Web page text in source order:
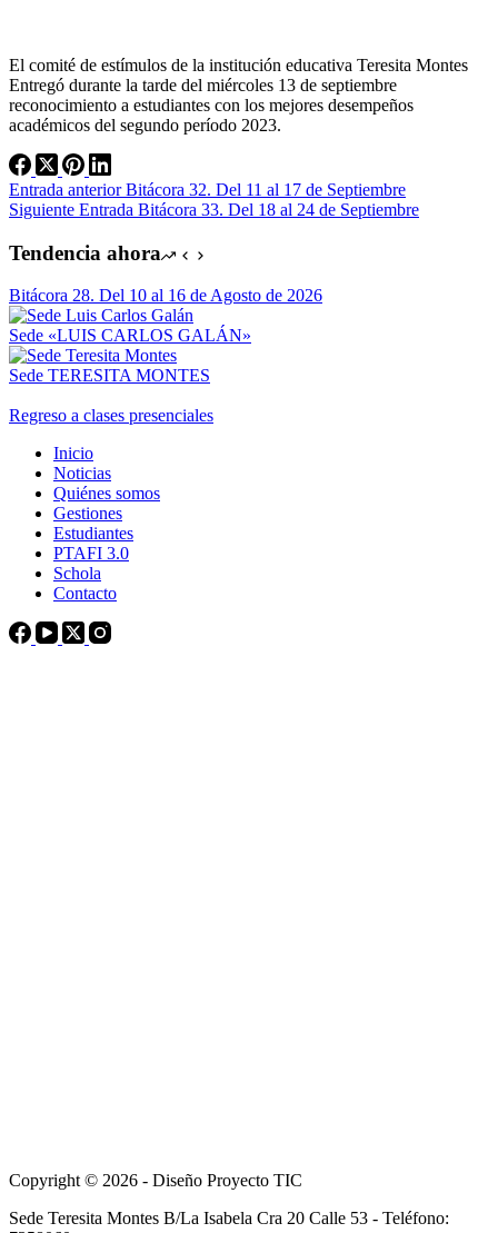
El comité de estímulos de la institución educativa Teresita Montes
Entregó durante la tarde del miércoles 13 de septiembre
reconocimiento a estudiantes con los mejores desempeños
académicos del segundo período 2023.
Entrada anteriorBitácora 32. Del 11 al 17 de Septiembre
Siguiente Entrada Bitácora 33. Del 18 al 24 de Septiembre
Tendencia ahora
Bitácora 28. Del 10 al 16 de Agosto de 2026
Sede «LUIS CARLOS GALÁN»
Sede TERESITA MONTES
Regreso a clases presenciales
Inicio
Noticias
Quiénes somos
Gestiones
Estudiantes
PTAFI 3.0
Schola
Contacto
Copyright © 2026 - Diseño Proyecto TIC
Sede Teresita Montes B/La Isabela Cra 20 Calle 53 - Teléfono: